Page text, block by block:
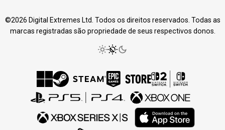
©2026 Digital Extremes Ltd. Todos os direitos reservados. Todas as
marcas registradas são propriedade de seus respectivos donos.